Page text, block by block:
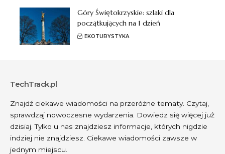
Góry Świętokrzyskie: szlaki dla
początkujących na 1 dzień
EKOTURYSTYKA
TechTrack.pl
Znajdź ciekawe wiadomości na przeróżne tematy. Czytaj,
sprawdzaj nowoczesne wydarzenia. Dowiedz się więcej już
dzisiaj. Tylko u nas znajdziesz informacje, których nigdzie
indziej nie znajdziesz. Ciekawe wiadomości zawsze w
jednym miejscu.